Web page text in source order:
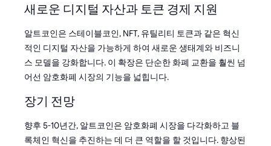
새로운 디지털 자산과 토큰 경제 지원
알트코인은 스테이블코인, NFT, 유틸리티 토큰과 같은 혁신
적인 디지털 자산을 가능하게 하여 새로운 생태계와 비즈니
스 모델을 강화합니다. 이 확장은 단순한 화폐 교환을 훨씬 넘
어선 암호화폐 시장의 기능을 넓힙니다.
장기 전망
향후 5-10년간, 알트코인은 암호화폐 시장을 다각화하고 블
록체인 혁신을 추진하는 데 더 큰 역할을 할 것입니다. 향상된